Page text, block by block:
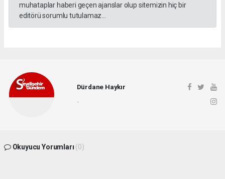
muhataplar haberi geçen ajanslar olup sitemizin hiç bir
editörü sorumlu tutulamaz...
Dürdane Haykır
-
Okuyucu Yorumları (0)